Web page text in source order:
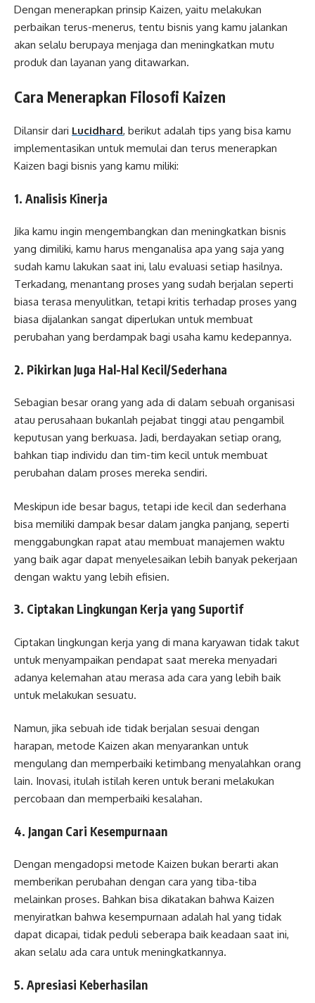
Dengan menerapkan prinsip Kaizen, yaitu melakukan
perbaikan terus-menerus, tentu bisnis yang kamu jalankan
akan selalu berupaya menjaga dan meningkatkan mutu
produk dan layanan yang ditawarkan.
Cara Menerapkan Filosofi Kaizen
Dilansir dari Lucidhard, berikut adalah tips yang bisa kamu
implementasikan untuk memulai dan terus menerapkan
Kaizen bagi bisnis yang kamu miliki:
1. Analisis Kinerja
Jika kamu ingin mengembangkan dan meningkatkan bisnis
yang dimiliki, kamu harus menganalisa apa yang saja yang
sudah kamu lakukan saat ini, lalu evaluasi setiap hasilnya.
Terkadang, menantang proses yang sudah berjalan seperti
biasa terasa menyulitkan, tetapi kritis terhadap proses yang
biasa dijalankan sangat diperlukan untuk membuat
perubahan yang berdampak bagi usaha kamu kedepannya.
2. Pikirkan Juga Hal-Hal Kecil/Sederhana
Sebagian besar orang yang ada di dalam sebuah organisasi
atau perusahaan bukanlah pejabat tinggi atau pengambil
keputusan yang berkuasa. Jadi, berdayakan setiap orang,
bahkan tiap individu dan tim-tim kecil untuk membuat
perubahan dalam proses mereka sendiri.
Meskipun ide besar bagus, tetapi ide kecil dan sederhana
bisa memiliki dampak besar dalam jangka panjang, seperti
menggabungkan rapat atau membuat manajemen waktu
yang baik agar dapat menyelesaikan lebih banyak pekerjaan
dengan waktu yang lebih efisien.
3. Ciptakan Lingkungan Kerja yang Suportif
Ciptakan lingkungan kerja yang di mana karyawan tidak takut
untuk menyampaikan pendapat saat mereka menyadari
adanya kelemahan atau merasa ada cara yang lebih baik
untuk melakukan sesuatu.
Namun, jika sebuah ide tidak berjalan sesuai dengan
harapan, metode Kaizen akan menyarankan untuk
mengulang dan memperbaiki ketimbang menyalahkan orang
lain. Inovasi, itulah istilah keren untuk berani melakukan
percobaan dan memperbaiki kesalahan.
4. Jangan Cari Kesempurnaan
Dengan mengadopsi metode Kaizen bukan berarti akan
memberikan perubahan dengan cara yang tiba-tiba
melainkan proses. Bahkan bisa dikatakan bahwa Kaizen
menyiratkan bahwa kesempurnaan adalah hal yang tidak
dapat dicapai, tidak peduli seberapa baik keadaan saat ini,
akan selalu ada cara untuk meningkatkannya.
5. Apresiasi Keberhasilan